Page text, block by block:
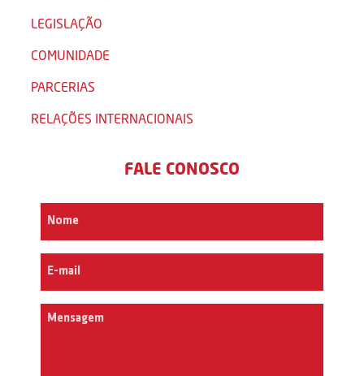
LEGISLAÇÃO
COMUNIDADE
PARCERIAS
RELAÇÕES INTERNACIONAIS
FALE CONOSCO